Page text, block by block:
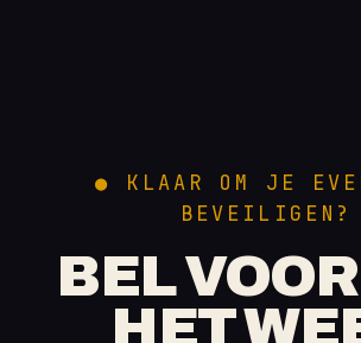
● KLAAR OM JE
BEVEILIGEN?
BEL
HET